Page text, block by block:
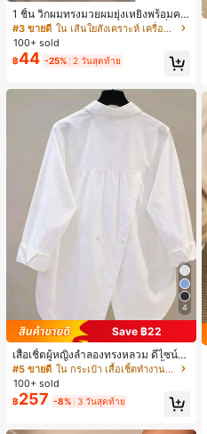
1 ชิ้น วิกผมทรงมวยผมยุ่งเหยิงพร้อมคลิ
ปหนีบผม, คลิปหนีบผมสังเคราะห์ที่ได้รั
บการอัปเกรดแฟชั่น, วิกผมเส้นใยทนคว
ามร้อนสูงที่ออกแบบมาสำหรับผู้หญิง, ใ
ช้งานง่ายโดยไม่ต้องใช้เครื่องมือ, เหมา
สมบูรณ์แบบสำหรับผู้หญิง คลิปหนีบผม
คลิปหนีบผมสบายๆ แฟชั่นผม คลิปหนีบ
ผมหรูหรา ฤดูร้อน ชายหาด วันหยุด
#3 ขายดี
ใน เส้นใยสังเคราะห์ เครื่องประดับผมผู้หญิง
100+ sold
฿44 -25% 2 วันสุดท้าย
4
Save ฿22
เสื้อเชิ้ตผู้หญิงลำลองทรงหลวม ดีไซน์ผ่
าหลัง คอปกพับ แขนยาว ผ้าทอสีพื้น กร
ะเป๋าผ่าหน้าติดกระดุม สไตล์เรียบหรูสำ
หรับใส่ไปทำงานและใส่ประจำวัน ฤดูใ
บไม้ผลิ/ใบไม้ร่วง สีขาว ลุคสมาร์ทแคช
#5 ขายดี
ใน กระเป๋า เสื้อเชิ้ตทำงานมีกระเป๋า
100+ sold
฿257 -8% 3 วันสุดท้าย